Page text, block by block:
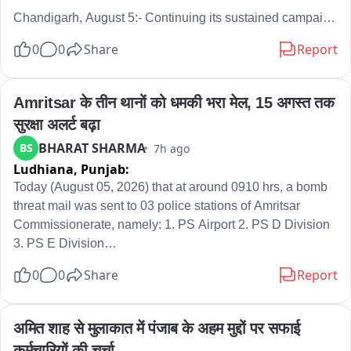
Chandigarh, August 5:- Continuing its sustained campaign
Chandigarh carried out an extensive anti-encroachment
Sector 26 Grain Market. During the enforcement action, a
total of 105 challans were issued for various violations.
At the rear boundary wall of AKISPS School in Sector 45,
Burail, enforcement teams removed and confiscated
mechanic-related encroachments, including car jacks,
engines, doors, seat covers, old tyres and other repair
equipment. Abandoned and dumped vehicles occupying
public space were also lifted. In all, three truckloads of
the removal of old wooden boxes, discarded cycle
counters and other unauthorised material obstructing
0 0 Share Report
Amritsar के तीन थानों को धमकी भरा मेल, 15 अगस्त तक
सुरक्षा अलर्ट बढ़ा
BS BHARAT SHARMA 7h ago
Ludhiana, Punjab:
Today (August 05, 2026) that at around 0910 hrs, a bomb
threat mail was sent to 03 police stations of Amritsar
Commissionerate, namely: 1. PS Airport 2. PS D Division
3. PS E Division
The content stated-
15 August Nu Koi Ve apne Bachian Nu Schoolan Vich
Yan Jharoo Sarkar Bhand Mann valo Hindu-stani Azadi
0 0 Share Report
अमित शाह से मुलाकात में पंजाब के अहम मुद्दों पर सफाई